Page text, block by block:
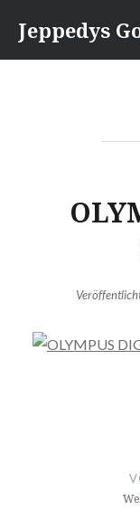
Inhalt
Jeppedys
Navigation